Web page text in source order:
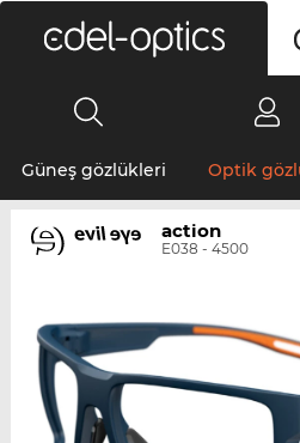
Güneş gözlükleri Optik
action
E038 - 4500